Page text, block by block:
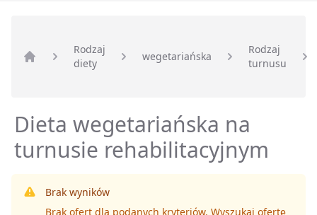
Strona główna
Rodzaj
diety
wegetariańska
Rodzaj
turnusu
Dieta wegetariańska na
turnusie rehabilitacyjnym
Brak wyników
Brak ofert dla podanych kryteriów. Wyszukaj ofertę